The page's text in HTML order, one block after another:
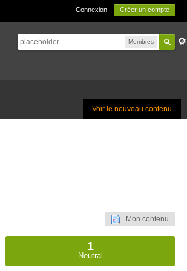
Connexion Créer un compte
Membres
Voir le nouveau contenu
Mon contenu
1
Neutral